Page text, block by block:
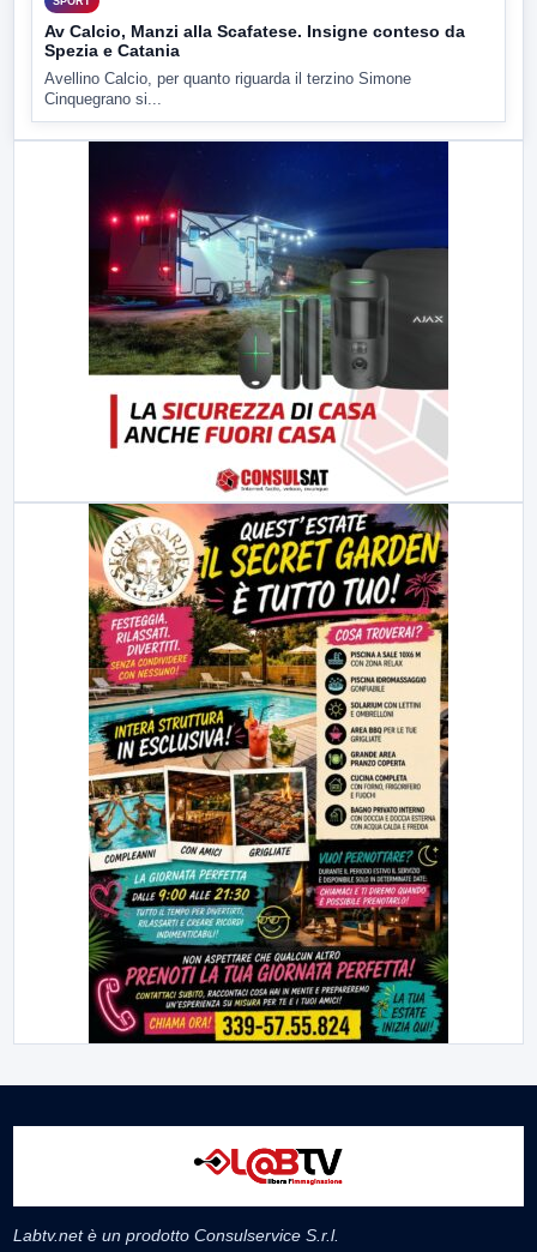
Av Calcio, Manzi alla Scafatese. Insigne conteso da
Spezia e Catania
Avellino Calcio, per quanto riguarda il terzino Simone
Cinquegrano si...
Labtv.net è un prodotto Consulservice S.r.l.